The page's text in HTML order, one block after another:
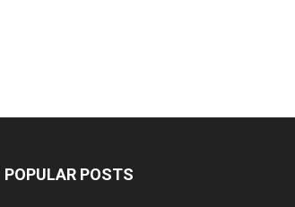
POPULAR POSTS